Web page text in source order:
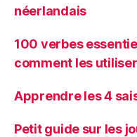
néerlandais
100 verbes
comment les utiliser
Apprendre les 4
Petit guide sur les